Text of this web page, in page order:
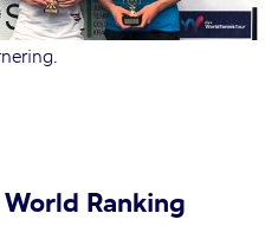
Ranking